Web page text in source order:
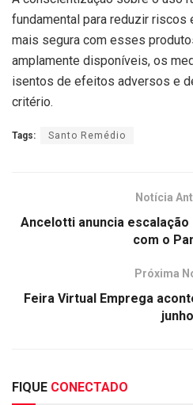
fundamental para reduzir riscos
mais segura com esses
amplamente disponíveis, os
isentos de efeitos adversos e
critério.
Tags: Santo Remédio
Notícia
Ancelotti anuncia
com o
Próxima
Feira Virtual Emprega
junho
FIQUE CONECTADO